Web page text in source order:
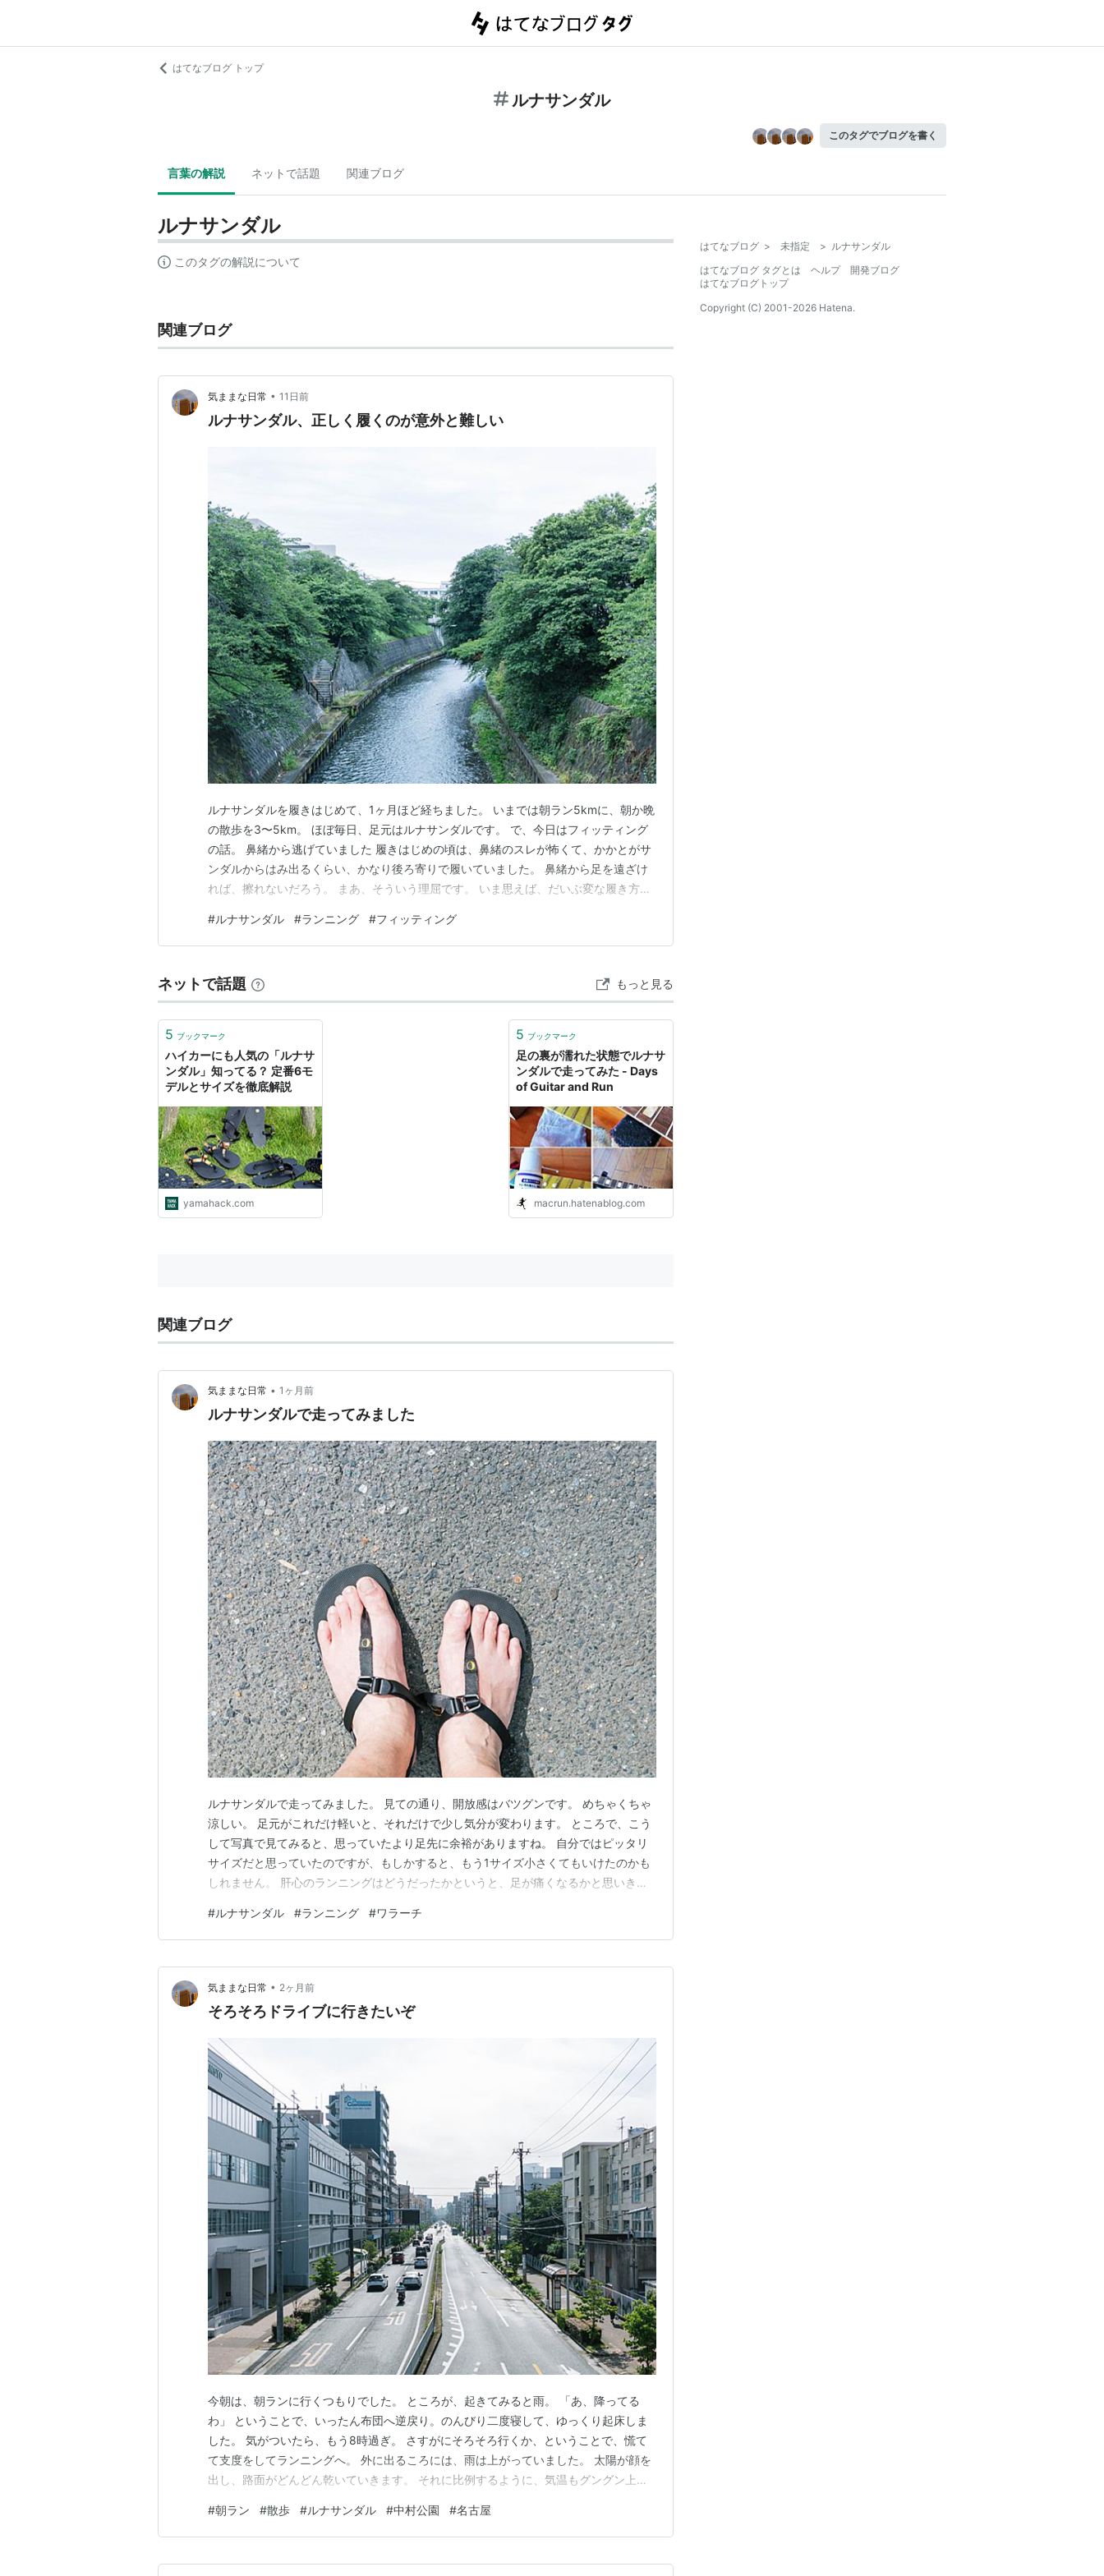
はてなブログ トップ
ルナサンダル
このタグでブログを書く
言葉の解説 ネットで話題 関連ブログ
ルナサンダル
このタグの解説について
関連ブログ
気ままな日常 • 11日前
ルナサンダル、正しく履くのが意外と難しい
ルナサンダルを履きはじめて、1ヶ月ほど経ちました。 いまでは朝ラン5kmに、朝か晩
の散歩を3〜5km。 ほぼ毎日、足元はルナサンダルです。 で、今日はフィッティング
の話。 鼻緒から逃げていました 履きはじめの頃は、鼻緒のスレが怖くて、かかとがサ
ンダルからはみ出るくらい、かなり後ろ寄りで履いていました。 鼻緒から足を遠ざけ
れば、擦れないだろう。 まあ、そういう理屈です。 いま思えば、だいぶ変な履き方で
んと合わせて、ベルトで固定するのが正解とのこと。 恐る恐る直してみました。 する
と、心配していた鼻緒のスレは、思…
#ルナサンダル #ランニング #フィッティング
ネットで話題 もっと見る
5 ブックマーク
ハイカーにも人気の「ルナサ
ンダル」知ってる？ 定番6モ
デルとサイズを徹底解説
yamahack.com
5 ブックマーク
足の裏が濡れた状態でルナサ
ンダルで走ってみた - Days
of Guitar and Run
macrun.hatenablog.com
関連ブログ
気ままな日常 • 1ヶ月前
ルナサンダルで走ってみました
ルナサンダルで走ってみました。 見ての通り、開放感はバツグンです。 めちゃくちゃ
涼しい。 足元がこれだけ軽いと、それだけで少し気分が変わります。 ところで、こう
して写真で見てみると、思っていたより足先に余裕がありますね。 自分ではピッタリ
サイズだと思っていたのですが、もしかすると、もう1サイズ小さくてもいけたのかも
しれません。 肝心のランニングはどうだったかというと、足が痛くなるかと思いき
り始めは、かかと着地になっているのか、鼻緒の部分に少し痛みがあります。 ただ、
その痛みも徐々にやわらいでいきました。 気づけば、あ…
#ルナサンダル #ランニング #ワラーチ
気ままな日常 • 2ヶ月前
そろそろドライブに行きたいぞ
今朝は、朝ランに行くつもりでした。 ところが、起きてみると雨。 「あ、降ってる
わ」 ということで、いったん布団へ逆戻り。のんびり二度寝して、ゆっくり起床しま
した。 気がついたら、もう8時過ぎ。 さすがにそろそろ行くか、ということで、慌て
て支度をしてランニングへ。 外に出るころには、雨は上がっていました。 太陽が顔を
出し、路面がどんどん乾いていきます。 それに比例するように、気温もグングン上
宅してお昼ご飯を食べ、サッカーワールドカップの日本 vs チュニジア戦を観戦。 前半
の早い時間に1点を取り、フォワードがW杯初ゴ…
#朝ラン #散歩 #ルナサンダル #中村公園 #名古屋
はてなブログ > 未指定 > ルナサンダル
はてなブログ タグとは
ヘルプ
開発ブログ
はてなブログトップ
Copyright (C) 2001-2026 Hatena.